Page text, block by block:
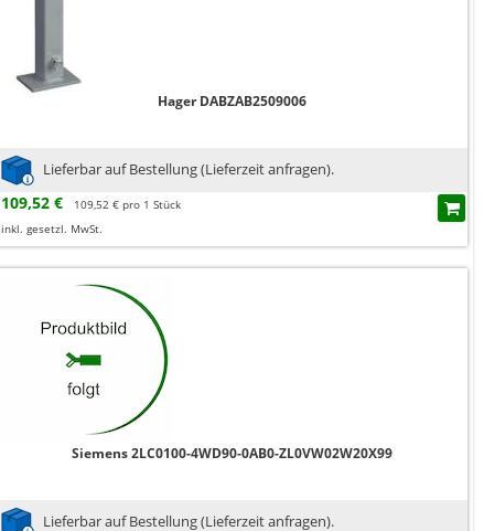
Hager DABZAB2509006
Lieferbar auf Bestellung (Lieferzeit anfragen).
109,52 €
109,52 € pro 1 Stück
inkl. gesetzl. MwSt.
Siemens 2LC0100-4WD90-0AB0-ZL0VW02W20X99
Lieferbar auf Bestellung (Lieferzeit anfragen).